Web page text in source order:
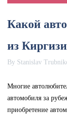
Какой
из
By Stanislav
Многие
автомобиля за
приобретение